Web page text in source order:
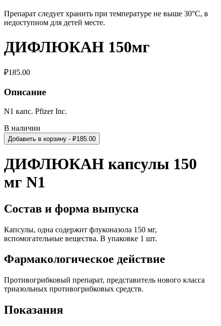
Препарат следует хранить при температуре не выше 30°С, в
недоступном для детей месте.
ДИФЛЮКАН 150мг
₽185.00
Описание
N1 капс. Pfizer Inc.
В наличии
Добавить в корзину - ₽185.00
ДИФЛЮКАН капсулы 150
мг N1
Состав и форма выпуска
Капсулы, одна содержит флуконазола 150 мг,
вспомогательные вещества. В упаковке 1 шт.
Фармакологическое действие
Противогрибковый препарат, представитель нового класса
триазольных противогрибковых средств.
Показания